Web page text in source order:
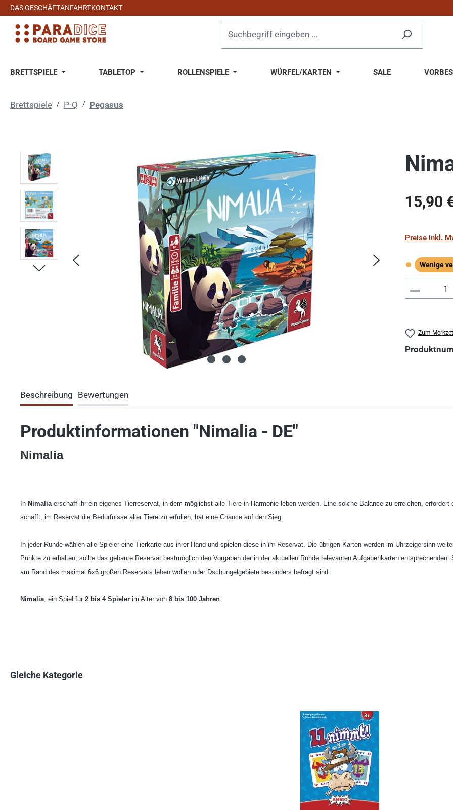
Hauptinhalt springen
Zur Suche springen
Zur Hauptnavigation springen
DAS GESCHÄFTANFAHRTKONTAKT
BRETTSPIELE TABLETOP ROLLENSPIELE WÜRFEL/KARTEN SALE
Brettspiele / P-Q / Pegasus
Bildergalerie überspringen
Regulärer
15,90
Preise inkl.
Wenige
Wenige
Zum
Beschreibung Bewertungen
Produktinformationen "Nimalia - DE"
Nimalia
In Nimalia erschaff ihr ein eigenes Tierreservat, in dem möglichst alle Tiere in Harmonie leben werden. Eine solche Balance zu erreichen,
schafft, im Reservat die Bedürfnisse aller Tiere zu erfüllen, hat eine Chance auf den Sieg.
In jeder Runde wählen alle Spieler eine Tierkarte aus ihrer Hand und spielen diese in ihr Reservat. Die übrigen Karten werden im Uhrzeigersinn
Punkte zu erhalten, sollte das gebaute Reservat bestmöglich den Vorgaben der in der aktuellen Runde relevanten Aufgabenkarten
am Rand des maximal 6x6 großen Reservats leben wollen oder Dschungelgebiete besonders befragt sind.
Nimalia, ein Spiel für 2 bis 4 Spieler im Alter von 8 bis 100 Jahren.
Gleiche Kategorie